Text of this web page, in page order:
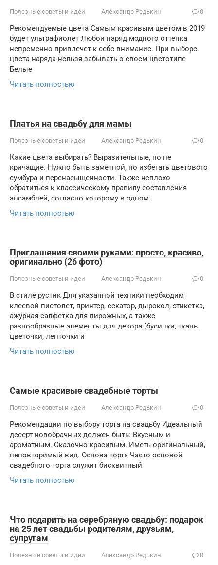
Полезные советы и идеи Александр Редькин 0
Рекомендуемые цвета Самым красивым цветом в 2019
будет ультрафиолет Любой наряд модного оттенка
непременно привлечет к себе внимание. При выборе
цвета наряда нельзя забывать о своем цветотипе
Белые
Читать полностью
Платья на свадьбу для мамы
Полезные советы и идеи Александр Редькин 0
Какие цвета выбирать? Выразительные, но не
кричащие. Нужно быть заметной, но избегать цветового
сумбура и перенасыщенности. Также неплохо
обратиться к классическому правилу составления
ансамблей, согласно которому в одном
Читать полностью
Приглашения своими руками: просто, красиво,
оригинально (26 фото)
Полезные советы и идеи Александр Редькин 0
В стиле рустик Для указанной техники необходим
клеевой пистолет, принтер, секатор, дырокол, этикетка,
ажурная салфетка для пирожных, а также
разнообразные элементы для декора (бусинки, ткань.
цветочки, ленточки и
Читать полностью
Самые красивые свадебные торты
Полезные советы и идеи Александр Редькин 0
Рекомендации по выбору торта на свадьбу Идеальный
десерт новобрачных должен быть: Вкусным и
ароматным. Сказочно красивым. Иметь оригинальный,
неповторимый вид. Основа торта Часто основой
свадебного торта служит бисквитный
Читать полностью
Что подарить на серебряную свадьбу: подарок
на 25 лет свадьбы родителям, друзьям,
супругам
Полезные советы и идеи Александр Редькин 0